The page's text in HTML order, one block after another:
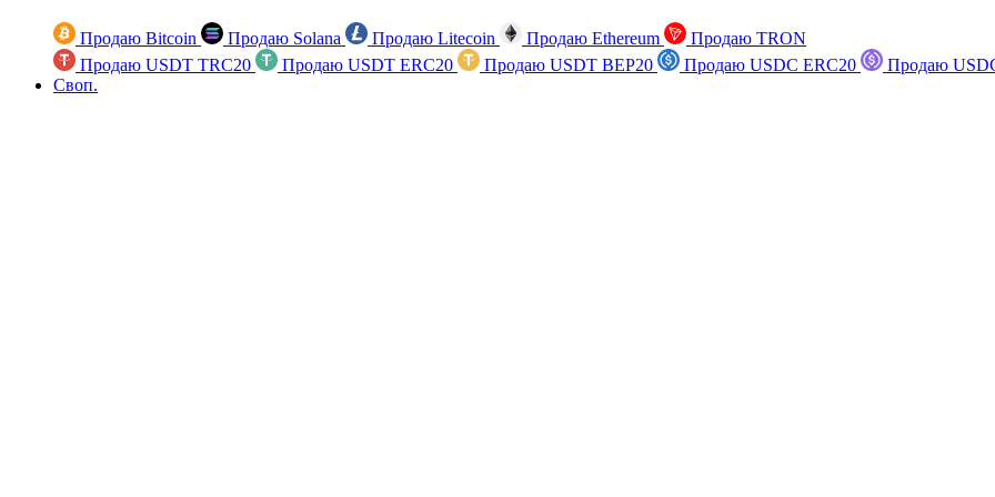
Продаю Bitcoin Продаю Solana Продаю Litecoin Продаю Ethereum
Продаю TRON
Продаю USDT TRC20
Продаю USDT ERC20 Продаю USDT BEP20 Продаю USDC ERC20
Продаю
Своп.